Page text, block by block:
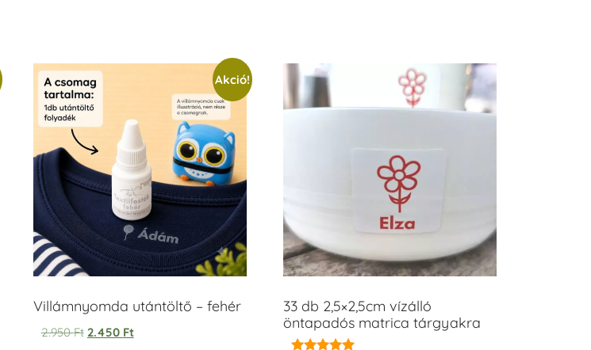
Akció!
Villámnyomda utántöltő – fehér
2.950Ft 2.450 Ft
33 db 2,5×2,5cm vízálló
öntapadós matrica tárgyakra